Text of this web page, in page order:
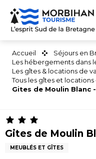
Aller
contenu
Accueil
Séjours en
Les hébergements dans
Les gîtes & locations de
Tous les gîtes et
Gites de Moulin Blanc
Gites de Moulin
MEUBLÉS ET GÎTES